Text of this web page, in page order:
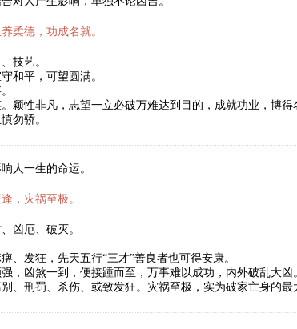
柔德，功成名就。
技艺。
和平，可望圆满。
颖性非凡，志望一立必破万难达到目的，成就功业，博
勿骄。
人一生的命运。
，灾祸至极。
凶厄、破灭。
、发狂，先天五行“三才”善良者也可得安康。
，凶煞一到，便接踵而至，万事难以成功，内外破乱大
、刑罚、杀伤、或致发狂。灾祸至极，实为破家亡身的最